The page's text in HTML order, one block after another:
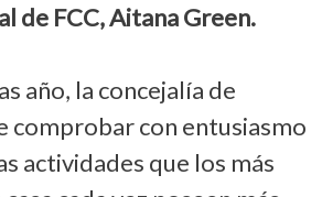
de FCC, Aitana Green.
año, la concejalía de
comprobar con entusiasmo
actividades que los más